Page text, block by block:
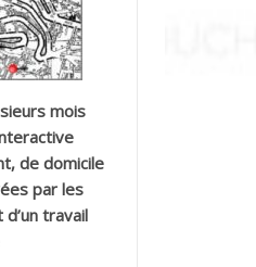
mois
de domicile
par les
travail